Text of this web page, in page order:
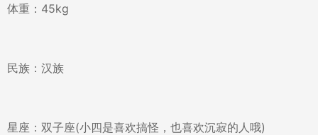
体重：45kg
民族：汉族
星座：双子座(小四是喜欢搞怪，也喜欢沉寂的人哦)